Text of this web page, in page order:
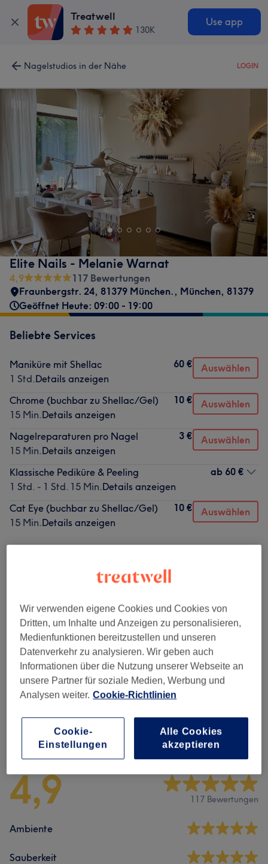
Treatwell
130K
Use app
Nagelstudios in der Nähe LOGIN
Elite Nails - Melanie Warnat
4,9
117 Bewertungen
Fraunbergstr. 24, 81379 München., München, 81379
Geöffnet Heute: 09:00 - 19:00
Beliebte Services
Maniküre mit Shellac
1 Std.Details anzeigen
60 € Auswählen
Chrome (buchbar zu Shellac/Gel)
15 Min.Details anzeigen
10 € Auswählen
Nagelreparaturen pro Nagel
15 Min.Details anzeigen
3 € Auswählen
Klassische Pediküre & Peeling
1 Std. - 1 Std. 15 Min.Details anzeigen
ab 60 €
Cat Eye (buchbar zu Shellac/Gel)
15 Min.Details anzeigen
10 € Auswählen
Pediküre (7) ab 25 €
Nagelmodellage (4) ab 10 €
Extras (8 ) ab 3 €
Salonbewertungen
4,9 117 Bewertungen
Ambiente
Sauberkeit
Wir verwenden eigene Cookies und Cookies von
Dritten, um Inhalte und Anzeigen zu personalisieren,
Medienfunktionen bereitzustellen und unseren
Datenverkehr zu analysieren. Wir geben auch
Informationen über die Nutzung unserer Webseite an
unsere Partner für soziale Medien, Werbung und
Analysen weiter. Cookie-Richtlinien
Cookie-
Einstellungen
Alle Cookies
akzeptieren